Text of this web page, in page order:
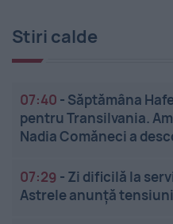
Stiri calde
07:40 - Săptămâna
pentru Transilvania.
Nadia Comăneci a
07:29 - Zi dificilă la
Astrele anunță